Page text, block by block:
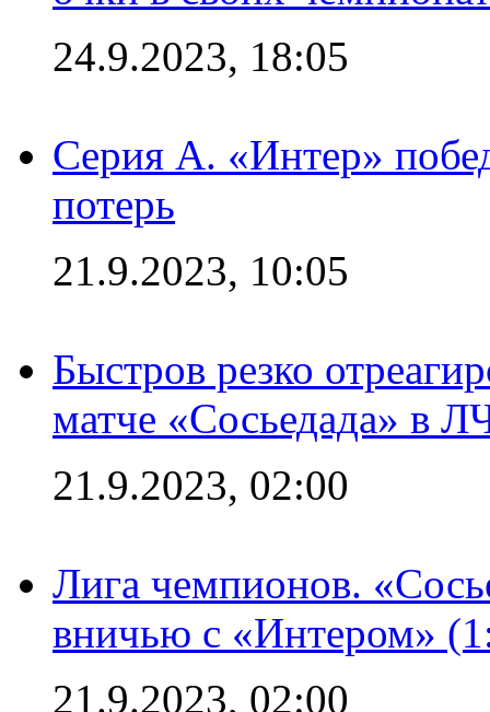
24.9.2023, 18:05
Серия А. «Интер»
потерь
21.9.2023, 10:05
Быстров резко
матче «Сосьедада» в
21.9.2023, 02:00
Лига чемпионов.
вничью с «Интером»
21.9.2023, 02:00